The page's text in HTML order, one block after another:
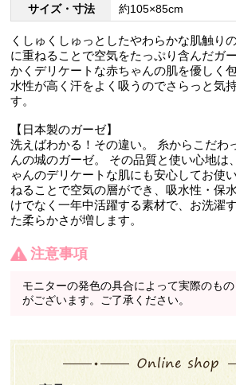
サイズ・寸法
約105×85cm
くしゅくしゅっとしたやわらかな肌触り
に重ねることで空気をたっぷり含んだガ
かくデリケートな赤ちゃんの肌を優しく
水性が高く汗をよく吸うのでさらっと気
す。
【日本製のガーゼ】
洗えばわかる！その違い。 糸からこだわ
んの城のガーゼ。 その品質と使い心地は
ゃんのデリケートな肌にも安心してお使
ねることで空気の層ができ、吸水性・保
けでなく一年中活躍する素材で、お洗濯
た柔らかさが増します。
注意事項
モニターの発色の具合によって実際のも
がございます。ご了承ください。